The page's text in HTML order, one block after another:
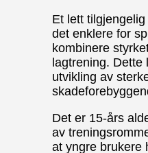
Et lett
det enklere for
kombinere
lagtrening. Dette
utvikling av
Det er 15-års
av
at yngre brukere